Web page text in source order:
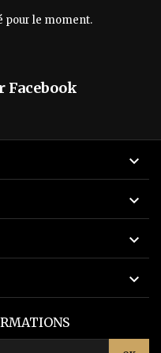
pour le moment.
Facebook



